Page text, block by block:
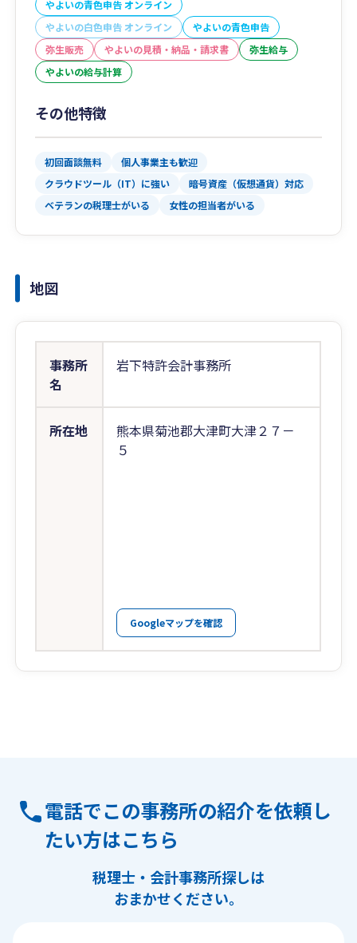
やよいの青色申告 オンライン
やよいの白色申告 オンライン
やよいの青色申告
弥生販売
やよいの見積・納品・請求書
弥生給与
やよいの給与計算
その他特徴
初回面談無料
個人事業主も歓迎
クラウドツール（IT）に強い
暗号資産（仮想通貨）対応
ベテランの税理士がいる
女性の担当者がいる
地図
事務所
名
岩下特許会計事務所
所在地
熊本県菊池郡大津町大津２７－
５
Googleマップを確認
電話でこの事務所の紹介を依頼し
たい方はこちら
税理士・会計事務所探しは
おまかせください。